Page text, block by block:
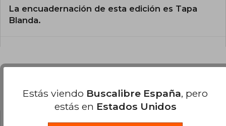
La encuadernación de esta edición es Tapa
Blanda.
Preguntas y respuestas sobre el libro
Estás viendo Buscalibre España, pero
estás en Estados Unidos